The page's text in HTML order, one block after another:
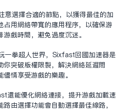
意选择合适的节点，以获得最佳的加
占用网络带宽的应用程序，以确保游
戏时间，避免过度沉迷。
一拳超人世界，Sixfast回国加速器是
突破版权限制，解决网络延迟问
情享受游戏的乐趣。
还能优化网络连接，提升游戏加载速
由选择功能会自动选择最佳线路，